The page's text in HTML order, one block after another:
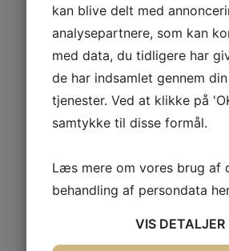
kan blive delt med
analysepartnere, som kan
med data, du tidligere har
de har indsamlet gennem
tjenester. Ved at klikke på
samtykke til disse formål.
Læs mere om vores brug af
behandling af persondata her
VIS DETALJER